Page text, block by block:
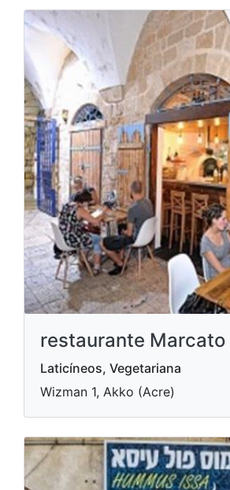
restaurante Marcato
Laticíneos, Vegetariana
Wizman 1, Akko (Acre)